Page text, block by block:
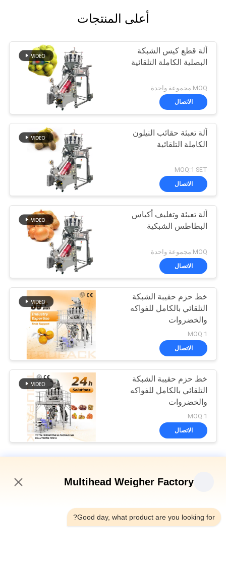
أعلى المنتجات
آلة قطع كيس الشبكة
البصلية الكاملة التلقائية
MOQ:مجموعة واحدة
الاتصال
آلة تعبئة حقائب النيلون
الكاملة التلقائية
MOQ:1 SET
الاتصال
آلة تعبئة وتغليف أكياس
البطاطس الشبكية
MOQ:مجموعة واحدة
الاتصال
خط حزم حقيبة الشبكة
التلقائي بالكامل للفواكه
والخضروات
MOQ:1
الاتصال
خط حزم حقيبة الشبكة
التلقائي بالكامل للفواكه
والخضروات
MOQ:1
الاتصال
آلة تعبئة حقائب النت التلقائية للعملة الذهبية
Multihead Weigher Factory
Good day, what product are you looking for?